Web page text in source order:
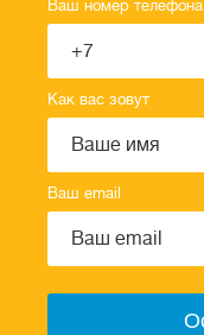
Ваш номер телефона
Как вас зовут
Ваш email